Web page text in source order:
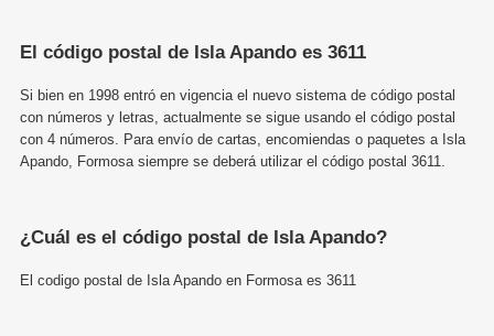
El código postal de Isla Apando es 3611
Si bien en 1998 entró en vigencia el nuevo sistema de código postal
con números y letras, actualmente se sigue usando el código postal
con 4 números. Para envío de cartas, encomiendas o paquetes a Isla
Apando, Formosa siempre se deberá utilizar el código postal 3611.
¿Cuál es el código postal de Isla Apando?
El codigo postal de Isla Apando en Formosa es 3611